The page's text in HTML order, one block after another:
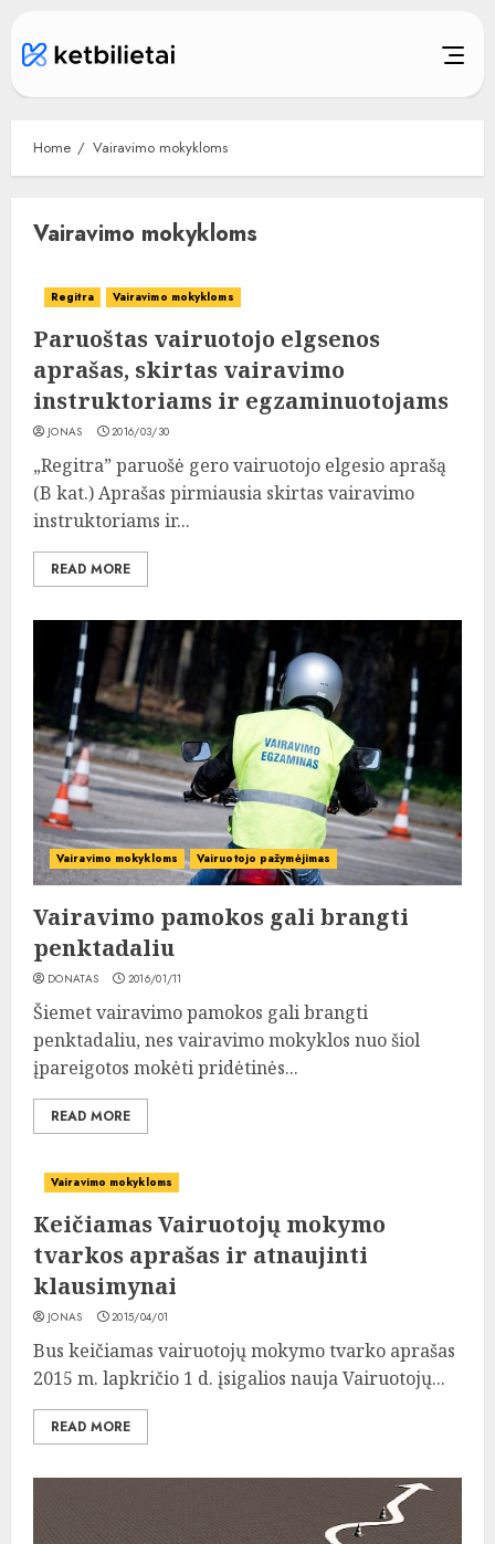
content
Home Vairavimo mokykloms
Vairavimo mokykloms
Regitra Vairavimo mokykloms
Paruoštas vairuotojo elgsenos
aprašas, skirtas vairavimo
instruktoriams ir egzaminuotojams
JONAS 2016/03/30
„Regitra” paruošė gero vairuotojo elgesio aprašą
(B kat.) Aprašas pirmiausia skirtas vairavimo
instruktoriams ir...
READ MORE
Vairavimo mokykloms Vairuotojo pažymėjimas
Vairavimo pamokos gali brangti
penktadaliu
DONATAS 2016/01/11
Šiemet vairavimo pamokos gali brangti
penktadaliu, nes vairavimo mokyklos nuo šiol
įpareigotos mokėti pridėtinės...
READ MORE
Vairavimo mokykloms
Keičiamas Vairuotojų mokymo
tvarkos aprašas ir atnaujinti
klausimynai
JONAS 2015/04/01
Bus keičiamas vairuotojų mokymo tvarko aprašas
2015 m. lapkričio 1 d. įsigalios nauja Vairuotojų...
READ MORE